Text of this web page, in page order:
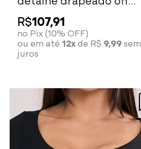
white
R$107,91
no Pix (10% OFF)
ou em até 12xde R$ 9,99sem
juros